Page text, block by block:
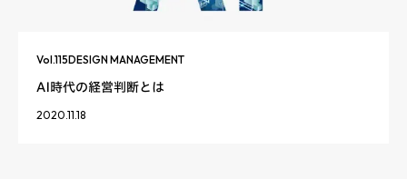
Vol.115DESIGN MANAGEMENT
AI時代の経営判断とは
2020.11.18